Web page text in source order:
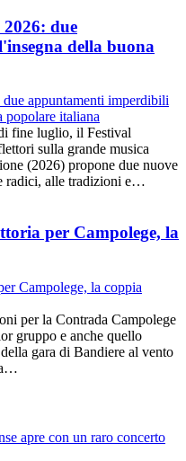
due
della buona
fine luglio, il Festival
sulla grande musica
(2026) propone due nuove
radici, alle tradizioni e…
per Campolege, la
per la Contrada Campolege
gruppo e anche quello
gara di Bandiere al vento